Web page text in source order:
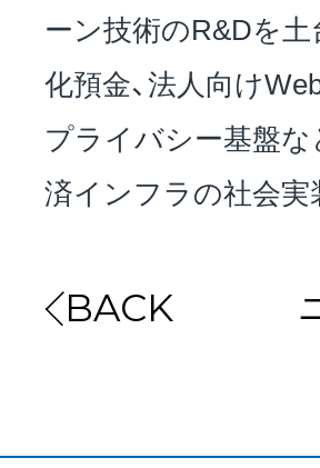
ーン技術のR&Dを土
化預金、法人向け
プライバシー基盤な
済インフラの社会
BACK